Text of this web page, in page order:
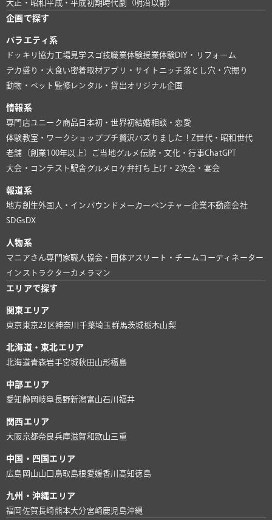
大正・昭和平成・平成初期時代劇（明治以前）
企画で探す
バラエティ系
ドッキリ協力 工場見学 スゴ技職業体験授業体験 DIY・リフォーム
デカ盛り・大食い密着取材アプリ・サイト ニッチ落とし穴・穴掘り
動物・ペット 監修 レンタル・貸出オリジナル企画
情報系
専門店ユニーク商品 日本初・世界初結婚相談・恋愛
体験教室・ワークショッププチ贅沢バズりました！ Z世代・昭和世代
老舗（創業100年以上）
ご当地グルメ 伝統・文化・行事ChatGPT
大会・コンテスト 駅舎グルメ ロケ弁打ち上げ・2次会・宴会
報道系
地方創生外国人・インバウンド メーカー ベンチャー企業不動産会社
SDGs DX
人物系
マニアさん専門家 職人 協会・団体アスリート・チーム コーディネーター
インストラクターカメラマン
エリアで探す
関東エリア
東京 東京23区神奈川 千葉埼玉群馬茨城栃木山梨
北海道・東北エリア
北海道青森岩手宮城秋田 山形福島
中部エリア
愛知 静岡 岐阜長野新潟富山石川 福井
関西エリア
大阪京都奈良兵庫滋賀和歌山 三重
中国・四国エリア
広島 岡山山口 鳥取島根 愛媛香川 高知徳島
九州・沖縄エリア
福岡 佐賀長崎熊本大分宮崎鹿児島沖縄